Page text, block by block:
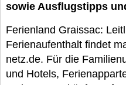
sowie Ausflugstipps
Ferienland Graissac:
Ferienaufenthalt findet
netz.de. Für die
und Hotels,